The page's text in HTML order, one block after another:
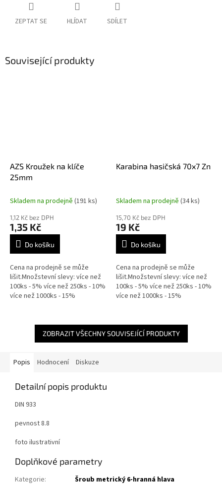
ZEPTAT SE HLÍDAT SDÍLET
Související produkty
AZS Kroužek na klíče
25mm
Skladem na prodejně (191 ks)
1,12 Kč bez DPH
1,35 Kč
Do košíku
Cena na prodejně se může
lišit.Množstevní slevy: více než
100ks - 5% více než 250ks - 10%
více než 1000ks - 15%
Karabina hasičská 70x7 Zn
Skladem na prodejně (34 ks)
15,70 Kč bez DPH
19 Kč
Do košíku
Cena na prodejně se může
lišit.Množstevní slevy: více než
100ks - 5% více než 250ks - 10%
více než 1000ks - 15%
ZOBRAZIT VŠECHNY SOUVISEJÍCÍ PRODUKTY
Popis Hodnocení Diskuze
Detailní popis produktu
DIN 933
pevnost 8.8
foto ilustrativní
Doplňkové parametry
Kategorie:
Šroub metrický 6-hranná hlava